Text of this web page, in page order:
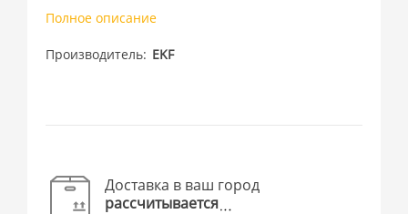
Полное описание
Производитель EKF
Доставка в ваш город
рассчитывается